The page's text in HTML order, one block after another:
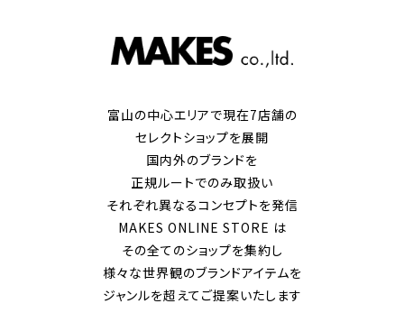
富山の中心エリアで現在7店舗の
セレクトショップを展開
国内外のブランドを
正規ルートでのみ取扱い
それぞれ異なるコンセプトを発信
MAKES ONLINE STORE は
その全てのショップを集約し
様々な世界観のブランドアイテムを
ジャンルを超えてご提案いたします